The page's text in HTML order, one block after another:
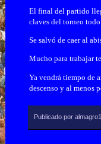
El final del partido
claves del torneo
Se salvó de caer al
Mucho para trabajar
Ya vendrá tiempo de
descenso y al menos
Publicado por